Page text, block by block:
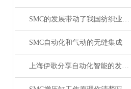
SMC的发展带动了我国纺织业的发展
SMC自动化和气动的无缝集成
上海伊歌分享自动化智能的发展这将成为现实